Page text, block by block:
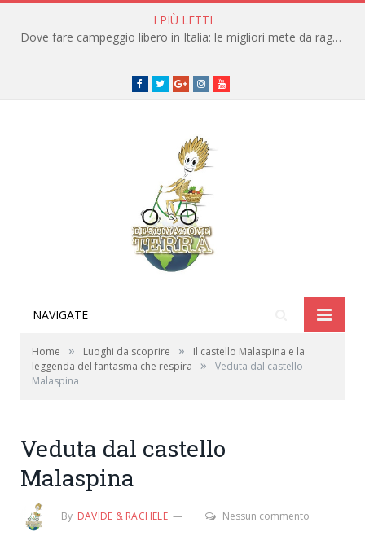
I PIÙ LETTI
Dove fare campeggio libero in Italia: le migliori mete da raggiungere in traghetto
Facebook
TwitterGoogle+instagramyoutube
NAVIGATE
Home » Luoghi da scoprire »
Il castello Malaspina e la
leggenda del fantasma che respira
»
Veduta dal castello
Malaspina
Veduta dal castello
Malaspina
By DAVIDE & RACHELE Nessun commento